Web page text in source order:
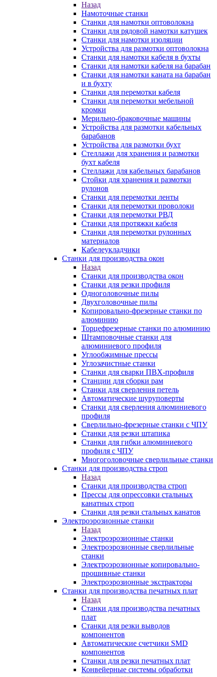
Назад
Намоточные станки
Станки для намотки оптоволокна
Станки для рядовой намотки катушек
Станки для намотки изоляции
Устройства для размотки оптоволокна
Станки для намотки кабеля в бухты
Станки для намотки кабеля на барабан
Станки для намотки каната на барабан
и в бухту
Станки для перемотки кабеля
Станки для перемотки мебельной
кромки
Мерильно-браковочные машины
Устройства для размотки кабельных
барабанов
Устройства для размотки бухт
Стеллажи для хранения и размотки
бухт кабеля
Стеллажи для кабельных барабанов
Стойки для хранения и размотки
рулонов
Станки для перемотки ленты
Станки для перемотки проволоки
Станки для перемотки РВД
Станки для протяжки кабеля
Станки для перемотки рулонных
материалов
Кабелеукладчики
Станки для производства окон
Назад
Станки для производства окон
Станки для резки профиля
Одноголовочные пилы
Двухголовочные пилы
Копировально-фрезерные станки по
алюминию
Торцефрезерные станки по алюминию
Штамповочные станки для
алюминиевого профиля
Углообжимные прессы
Углозачистные станки
Станки для сварки ПВХ-профиля
Станции для сборки рам
Станки для сверления петель
Автоматические шуруповерты
Станки для сверления алюминиевого
профиля
Сверлильно-фрезерные станки с ЧПУ
Станки для резки штапика
Станки для гибки алюминиевого
профиля с ЧПУ
Многоголовочные сверлильные станки
Станки для производства строп
Назад
Станки для производства строп
Прессы для опрессовки стальных
канатных строп
Станки для резки стальных канатов
Электроэрозионные станки
Назад
Электроэрозионные станки
Электроэрозионные сверлильные
станки
Электроэрозионные копировально-
прошивные станки
Электроэрозионные экстракторы
Станки для производства печатных плат
Назад
Станки для производства печатных
плат
Станки для резки выводов
компонентов
Автоматические счетчики SMD
компонентов
Станки для резки печатных плат
Конвейерные системы обработки